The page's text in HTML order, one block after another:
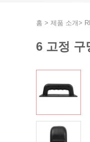
홈 > 제품 소개>
6 고정 구